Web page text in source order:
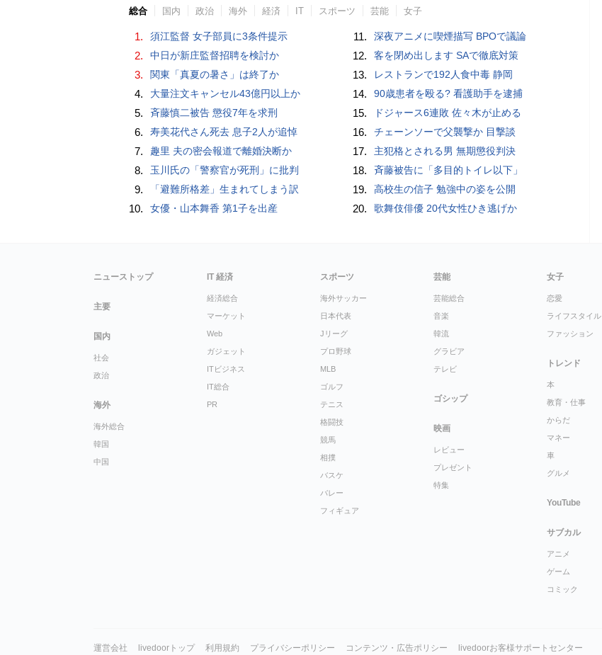
総合 国内 政治 海外 経済 IT スポーツ 芸能 女子
1. 須江監督 女子部員に3条件提示
2. 中日が新庄監督招聘を検討か
3. 関東「真夏の暑さ」は終了か
4. 大量注文キャンセル43億円以上か
5. 斉藤慎二被告 懲役7年を求刑
6. 寿美花代さん死去 息子2人が追悼
7. 趣里 夫の密会報道で離婚決断か
8. 玉川氏の「警察官が死刑」に批判
9. 「避難所格差」生まれてしまう訳
10. 女優・山本舞香 第1子を出産
11. 深夜アニメに喫煙描写 BPOで議論
12. 客を閉め出します SAで徹底対策
13. レストランで192人食中毒 静岡
14. 90歳患者を殴る? 看護助手を逮捕
15. ドジャース6連敗 佐々木が止める
16. チェーンソーで父襲撃か 目撃談
17. 主犯格とされる男 無期懲役判決
18. 斉藤被告に「多目的トイレ以下」
19. 高校生の信子 勉強中の姿を公開
20. 歌舞伎俳優 20代女性ひき逃げか
ニューストップ
主要
国内
社会
政治
海外
海外総合
韓国
中国
IT 経済
経済総合
マーケット
Web
ガジェット
ITビジネス
IT総合
PR
スポーツ
海外サッカー
日本代表
Jリーグ
プロ野球
MLB
ゴルフ
テニス
格闘技
競馬
相撲
バスケ
バレー
フィギュア
芸能
芸能総合
音楽
韓流
グラビア
テレビ
ゴシップ
映画
レビュー
プレゼント
特集
女子
恋愛
ライフスタイル
ファッション
トレンド
本
教育・仕事
からだ
マネー
車
グルメ
YouTube
サブカル
アニメ
ゲーム
コミック
運営会社 livedoorトップ 利用規約 プライバシーポリシー コンテンツ・広告ポリシー livedoorお客様サポートセンター